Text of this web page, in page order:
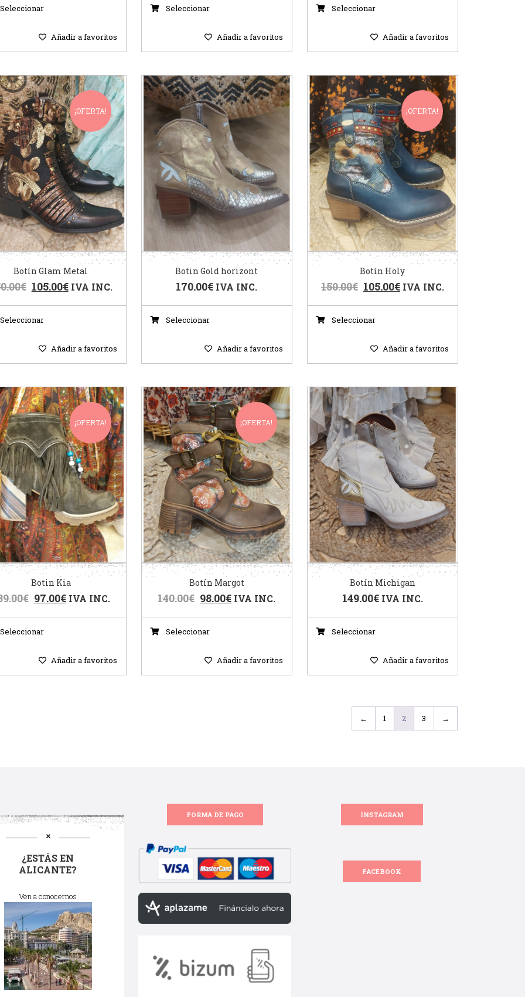
Añadir a favoritos
Seleccionar
Añadir a favoritos
Seleccionar
Añadir a favoritos
¡OFERTA!
Botín Glam Metal
€ 105.00€ IVA INC.
Añadir a favoritos
Botin Gold horizont
170.00€ IVA INC.
Seleccionar
Añadir a favoritos
¡OFERTA!
Botín Holy
150.00€ 105.00€ IVA INC.
Seleccionar
Añadir a favoritos
¡OFERTA!
Botin Kia
€ 97.00€ IVA INC.
Añadir a favoritos
¡OFERTA!
Botín Margot
140.00€ 98.00€ IVA INC.
Seleccionar
Añadir a favoritos
Botín Michigan
149.00€ IVA INC.
Seleccionar
Añadir a favoritos
← 1 2 3 →
¿ESTÁS EN
ALICANTE?
Ven a conocernos
FORMA DE PAGO INSTAGRAM
FACEBOOK